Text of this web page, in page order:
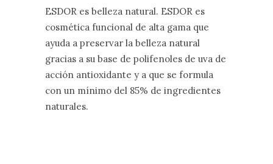
ESDOR es belleza natural. ESDOR es
cosmética funcional de alta gama que
ayuda a preservar la belleza natural
gracias a su base de polifenoles de uva de
acción antioxidante y a que se formula
con un mínimo del 85% de ingredientes
naturales.